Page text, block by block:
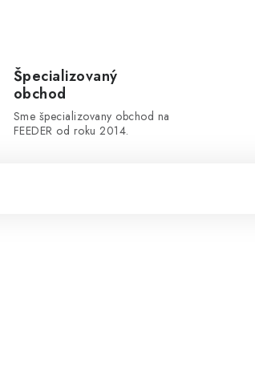
Špecializovaný
obchod
Sme špecializovany obchod na
FEEDER od roku 2014.